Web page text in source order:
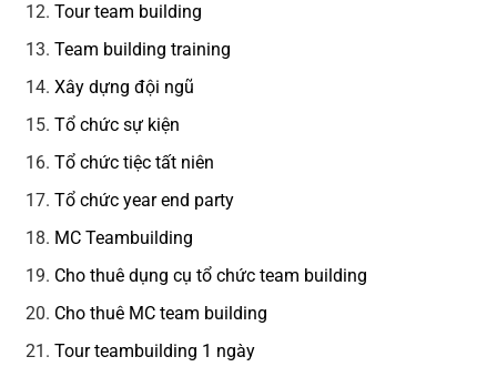
Tour team building
Team building training
Xây dựng đội ngũ
Tổ chức sự kiện
Tổ chức tiệc tất niên
Tổ chức year end party
MC Teambuilding
Cho thuê dụng cụ tổ chức team building
Cho thuê MC team building
Tour teambuilding 1 ngày